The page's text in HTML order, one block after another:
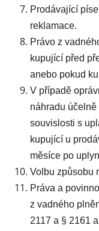
Prodávající
reklamace.
Právo z
kupující před
anebo pokud
V případě
náhradu
souvislosti s
kupující u
měsíce po
Volbu způsobu
Práva a
z vadného
2117 a § 2161